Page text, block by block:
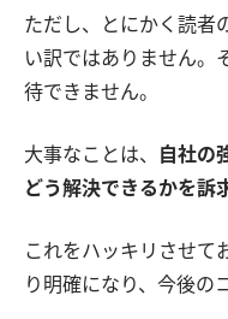
ただし、とにかく読者
い訳ではありません。
待できません。
大事なことは、
自社の
どう解決できるかを訴
これをハッキリさせて
り明確になり、今後の